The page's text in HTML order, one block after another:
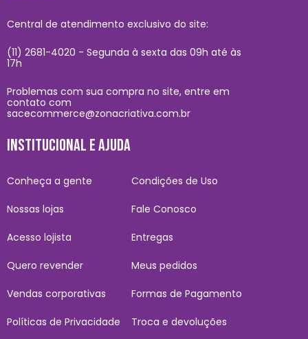
Central de atendimento exclusivo do site:
(11) 2681-4020 - Segunda à sexta das 09h até às
17h
Problemas com sua compra no site, entre em
contato com
sacecommerce@zonacriativa.com.br
INSTITUCIONAL E AJUDA
Conheça a gente
Nossas lojas
Acesso lojista
Quero revender
Vendas corporativas
Políticas de Privacidade
Condições de Uso
Fale Conosco
Entregas
Meus pedidos
Formas de Pagamento
Troca e devoluções